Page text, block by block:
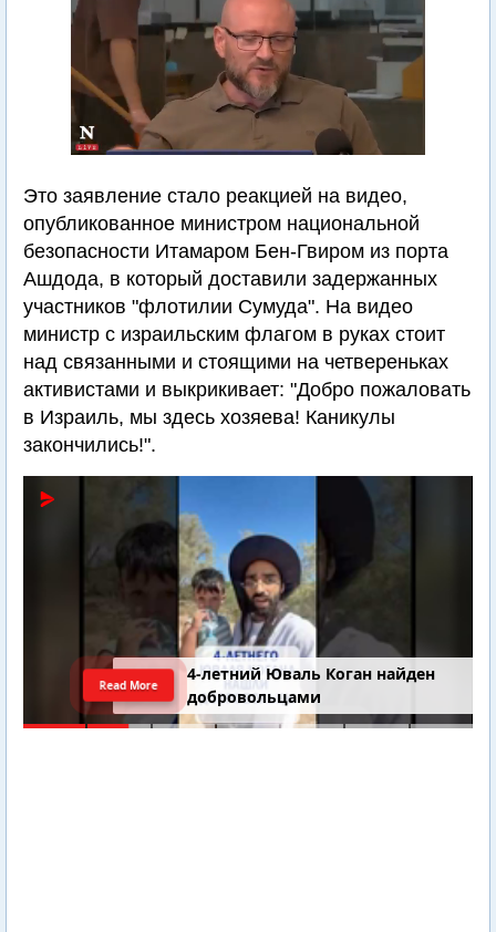
Это заявление стало реакцией на видео,
опубликованное министром национальной
безопасности Итамаром Бен-Гвиром из порта
Ашдода, в который доставили задержанных
участников "флотилии Сумуда". На видео
министр с израильским флагом в руках стоит
над связанными и стоящими на четвереньках
активистами и выкрикивает: "Добро пожаловать
в Израиль, мы здесь хозяева! Каникулы
закончились!".
4-летний Юваль Коган найден
добровольцами
Read More